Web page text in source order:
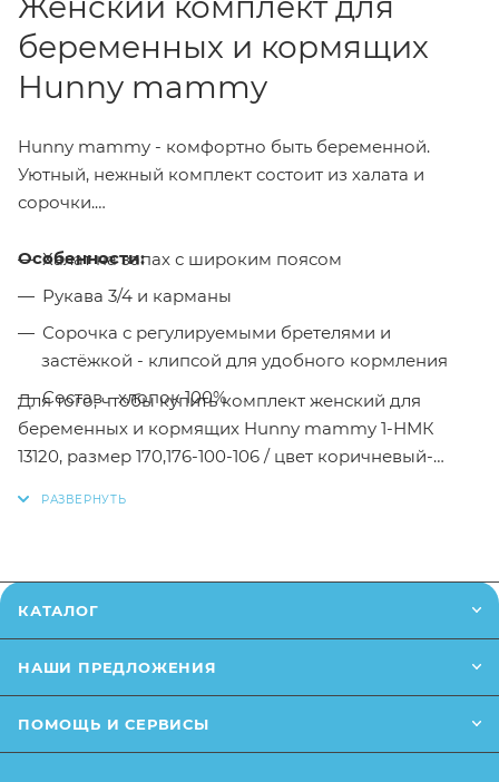
беременных и кормящих
Hunny mammy
Hunny mammy - комфортно быть беременной.
Уютный, нежный комплект состоит из халата и
сорочки.
Особенности:
Халат на запах с широким поясом
Рукава 3/4 и карманы
Сорочка с регулируемыми бретелями и
застёжкой - клипсой для удобного кормления
Состав - хлопок 100%
Для того, чтобы купить комплект женский для
беременных и кормящих Hunny mammy 1-НМК
13120, размер 170,176-100-106 / цвет коричневый-
Заказанный товар может незначительно отличаться
сайте (например, оттенки цветов, незначительные
влияющие на основные потребительские свойства
КАТАЛОГ
НАШИ ПРЕДЛОЖЕНИЯ
ПОМОЩЬ И СЕРВИСЫ